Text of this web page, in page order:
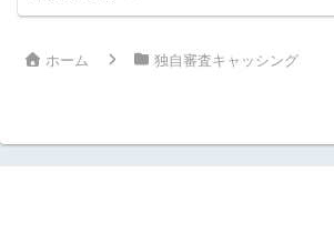
ホーム 独自審査キャッシング